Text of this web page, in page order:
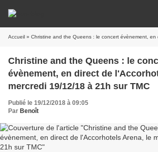
Accueil » Christine and the Queens : le concert évènement, en direct de l'Accorhotels
Christine and the Queens : le
évènement, en direct de
mercredi 19/12/18 à 21h sur TMC
Publié le 19/12/2018 à 09:05
Par Benoît